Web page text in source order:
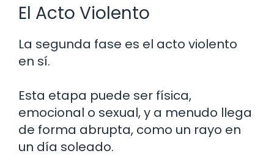
El Acto Violento
La segunda fase es el acto violento
en sí.
Esta etapa puede ser física,
emocional o sexual, y a menudo llega
de forma abrupta, como un rayo en
un día soleado.